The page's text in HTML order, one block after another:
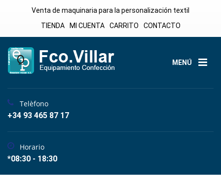
Venta de maquinaria para la personalización textil
TIENDA
MI CUENTA CARRITO CONTACTO
MENÚ
Telèfono
+34 93 465 87 17
Horario
*08:30 - 18:30